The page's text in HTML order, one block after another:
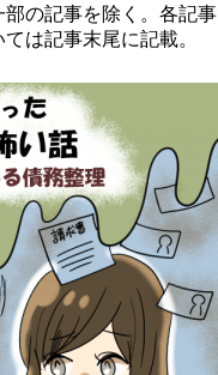
の記事を除く。各記事
は記事末尾に記載。